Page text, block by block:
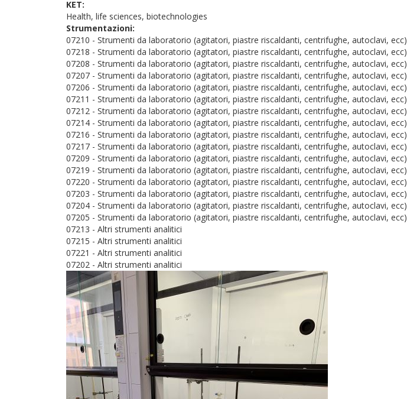
KET:
Health, life sciences, biotechnologies
Strumentazioni:
07210 - Strumenti da laboratorio (agitatori, piastre riscaldanti, centrifughe, autoclavi, ecc)
07218 - Strumenti da laboratorio (agitatori, piastre riscaldanti, centrifughe, autoclavi, ecc)
07208 - Strumenti da laboratorio (agitatori, piastre riscaldanti, centrifughe, autoclavi, ecc)
07207 - Strumenti da laboratorio (agitatori, piastre riscaldanti, centrifughe, autoclavi, ecc)
07206 - Strumenti da laboratorio (agitatori, piastre riscaldanti, centrifughe, autoclavi, ecc)
07211 - Strumenti da laboratorio (agitatori, piastre riscaldanti, centrifughe, autoclavi, ecc)
07212 - Strumenti da laboratorio (agitatori, piastre riscaldanti, centrifughe, autoclavi, ecc)
07214 - Strumenti da laboratorio (agitatori, piastre riscaldanti, centrifughe, autoclavi, ecc)
07216 - Strumenti da laboratorio (agitatori, piastre riscaldanti, centrifughe, autoclavi, ecc)
07217 - Strumenti da laboratorio (agitatori, piastre riscaldanti, centrifughe, autoclavi, ecc)
07209 - Strumenti da laboratorio (agitatori, piastre riscaldanti, centrifughe, autoclavi, ecc)
07219 - Strumenti da laboratorio (agitatori, piastre riscaldanti, centrifughe, autoclavi, ecc)
07220 - Strumenti da laboratorio (agitatori, piastre riscaldanti, centrifughe, autoclavi, ecc)
07203 - Strumenti da laboratorio (agitatori, piastre riscaldanti, centrifughe, autoclavi, ecc)
07204 - Strumenti da laboratorio (agitatori, piastre riscaldanti, centrifughe, autoclavi, ecc)
07205 - Strumenti da laboratorio (agitatori, piastre riscaldanti, centrifughe, autoclavi, ecc)
07213 - Altri strumenti analitici
07215 - Altri strumenti analitici
07221 - Altri strumenti analitici
07202 - Altri strumenti analitici